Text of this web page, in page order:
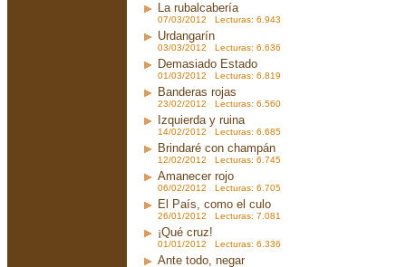
La rubalcabería
07/03/2012 Lecturas: 6.943
Urdangarín
03/03/2012 Lecturas: 6.636
Demasiado Estado
01/03/2012 Lecturas: 6.819
Banderas rojas
23/02/2012 Lecturas: 6.560
Izquierda y ruina
14/02/2012 Lecturas: 6.685
Brindaré con champán
12/02/2012 Lecturas: 6.745
Amanecer rojo
06/02/2012 Lecturas: 6.705
El País, como el culo
26/01/2012 Lecturas: 7.081
¡Qué cruz!
01/01/2012 Lecturas: 6.336
Ante todo, negar